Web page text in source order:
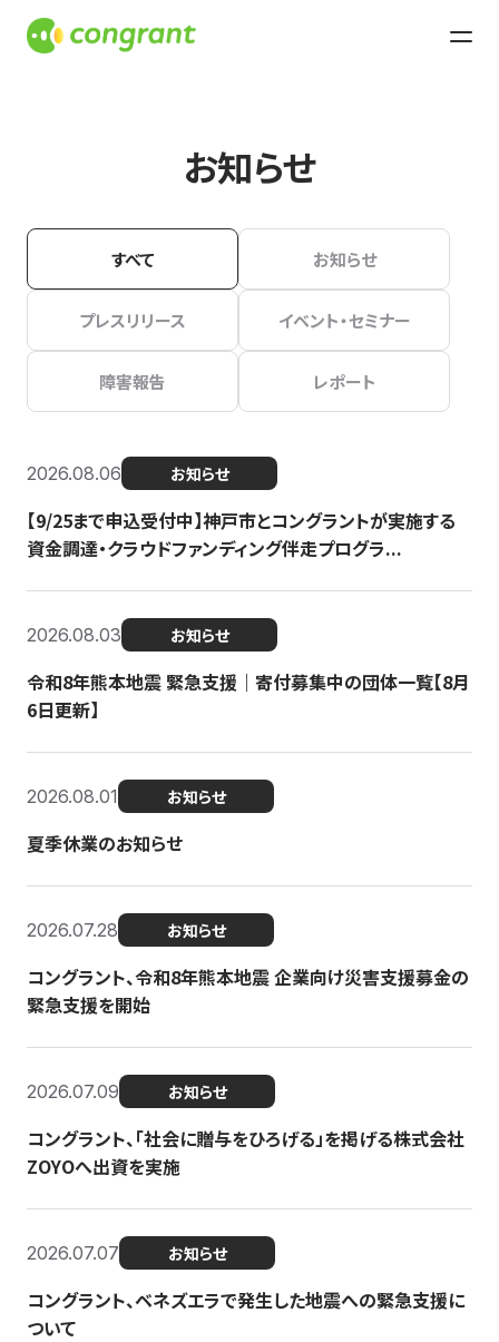
お知らせ
すべて お知らせ
プレスリリース イベント・セミナー
障害報告 レポート
2026.08.06 お知らせ
【9/25まで申込受付中】神戸市とコングラントが実施する
資金調達・クラウドファンディング伴走プログラ...
2026.08.03 お知らせ
令和8年熊本地震 緊急支援｜寄付募集中の団体一覧【8月
6日更新】
2026.08.01 お知らせ
夏季休業のお知らせ
2026.07.28 お知らせ
コングラント、令和8年熊本地震 企業向け災害支援募金の
緊急支援を開始
2026.07.09 お知らせ
コングラント、「社会に贈与をひろげる」を掲げる株式会社
ZOYOへ出資を実施
2026.07.07 お知らせ
コングラント、ベネズエラで発生した地震への緊急支援に
ついて